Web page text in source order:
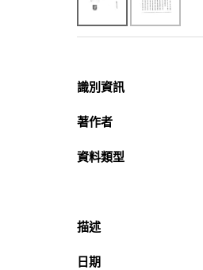
識別資訊
著作者
資料類型
描述
日期